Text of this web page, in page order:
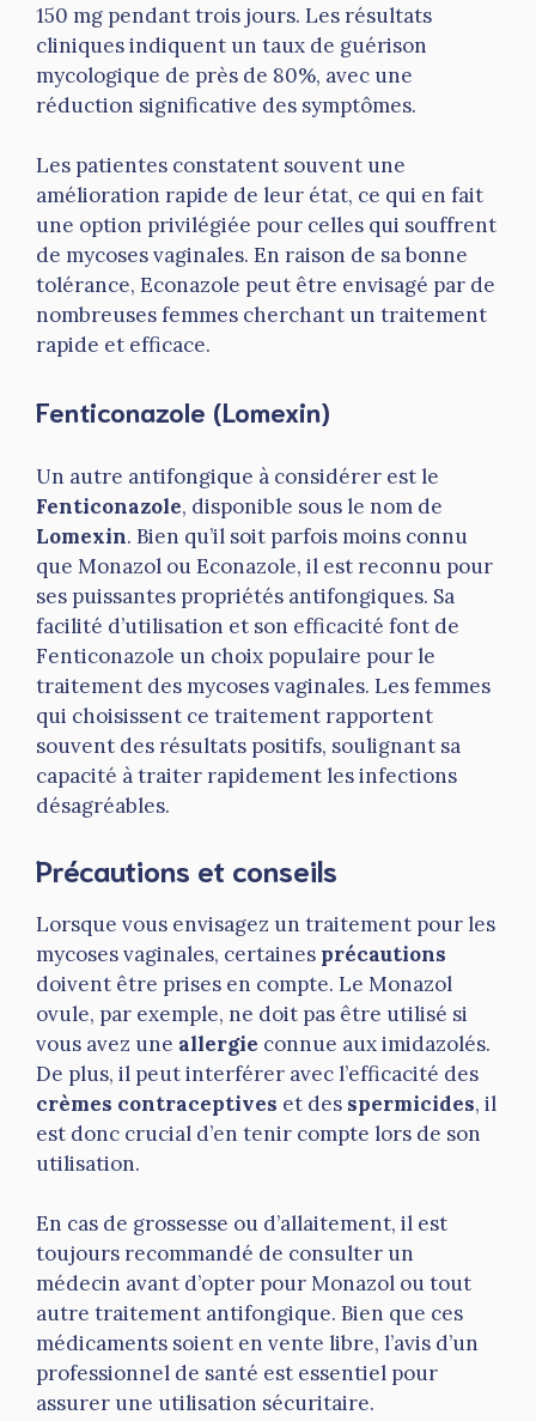
150 mg pendant trois jours. Les résultats
cliniques indiquent un taux de guérison
mycologique de près de 80%, avec une
réduction significative des symptômes.
Les patientes constatent souvent une
amélioration rapide de leur état, ce qui en fait
une option privilégiée pour celles qui souffrent
de mycoses vaginales. En raison de sa bonne
tolérance, Econazole peut être envisagé par de
nombreuses femmes cherchant un traitement
rapide et efficace.
Fenticonazole (Lomexin)
Un autre antifongique à considérer est le
Fenticonazole, disponible sous le nom de
Lomexin. Bien qu’il soit parfois moins connu
que Monazol ou Econazole, il est reconnu pour
ses puissantes propriétés antifongiques. Sa
facilité d’utilisation et son efficacité font de
Fenticonazole un choix populaire pour le
traitement des mycoses vaginales. Les femmes
qui choisissent ce traitement rapportent
souvent des résultats positifs, soulignant sa
capacité à traiter rapidement les infections
désagréables.
Précautions et conseils
Lorsque vous envisagez un traitement pour les
mycoses vaginales, certaines précautions
doivent être prises en compte. Le Monazol
ovule, par exemple, ne doit pas être utilisé si
vous avez une allergie connue aux imidazolés.
De plus, il peut interférer avec l’efficacité des
crèmes contraceptives et des spermicides, il
est donc crucial d’en tenir compte lors de son
utilisation.
En cas de grossesse ou d’allaitement, il est
toujours recommandé de consulter un
médecin avant d’opter pour Monazol ou tout
autre traitement antifongique. Bien que ces
médicaments soient en vente libre, l’avis d’un
professionnel de santé est essentiel pour
assurer une utilisation sécuritaire.